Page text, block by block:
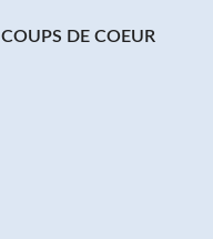
COUPS DE COEUR